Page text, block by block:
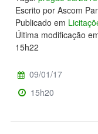
Escrito por Ascom
Publicado em
Última modificação
15h22
09/01/17
15h20